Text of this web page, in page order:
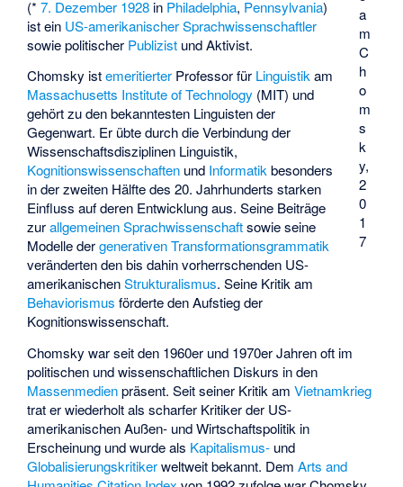
a
m
C
h
o
m
s
k
y,
2
0
1
7
(*7. Dezember 1928 in Philadelphia, Pennsylvania)
ist ein US-amerikanischer Sprachwissenschaftler
sowie politischer Publizist und Aktivist.
Chomsky istemeritierter Professor für Linguistikam
Massachusetts Institute of Technology (MIT) und
gehört zu den bekanntesten Linguisten der
Gegenwart. Er übte durch die Verbindung der
Wissenschaftsdisziplinen Linguistik,
Kognitionswissenschaften und Informatikbesonders
in der zweiten Hälfte des 20. Jahrhunderts starken
Einfluss auf deren Entwicklung aus. Seine Beiträge
zurallgemeinen Sprachwissenschaftsowie seine
Modelle dergenerativen Transformationsgrammatik
veränderten den bis dahin vorherrschenden US-
amerikanischenStrukturalismus. Seine Kritik am
Behaviorismus förderte den Aufstieg der
Kognitionswissenschaft.
Chomsky war seit den 1960er und 1970er Jahren oft im
politischen und wissenschaftlichen Diskurs in den
Massenmedienpräsent. Seit seiner Kritik amVietnamkrieg
trat er wiederholt als scharfer Kritiker der US-
amerikanischen Außen- und Wirtschaftspolitik in
Erscheinung und wurde als Kapitalismus- und
Globalisierungskritikerweltweit bekannt. DemArts and